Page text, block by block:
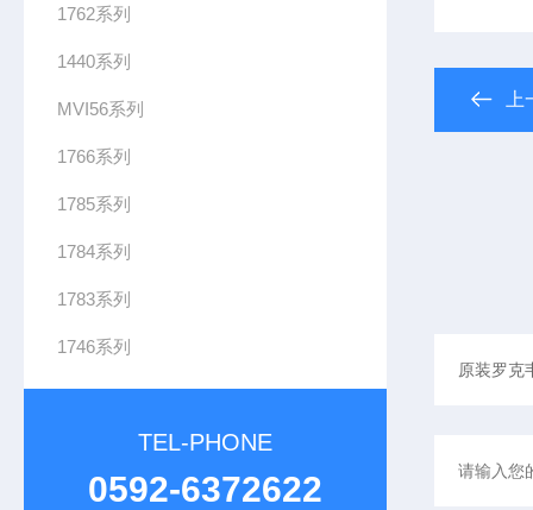
1762系列
1440系列
MVI56系列
1766系列
1785系列
1784系列
1783系列
1746系列
TEL-PHONE
0592-6372622